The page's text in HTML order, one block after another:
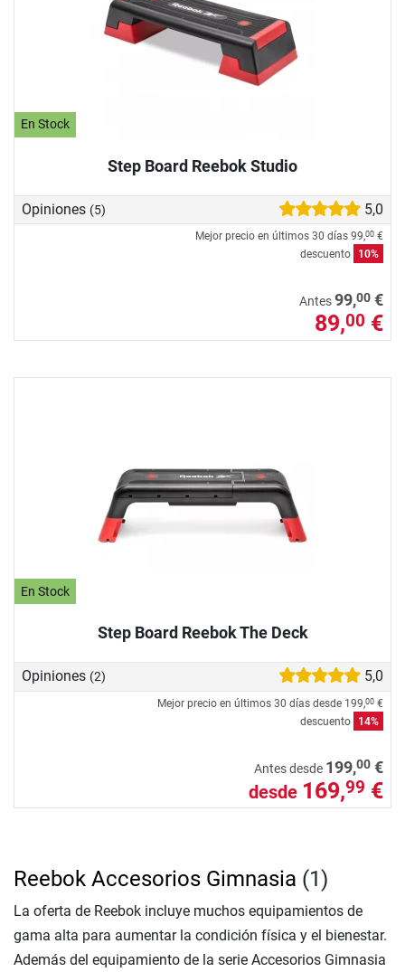
En Stock
Step Board Reebok Studio
Opiniones (5) 5,0
Mejor precio en últimos 30 días 99,00 €
descuento
10%
Antes99,00 €
89,00 €
En Stock
Step Board Reebok The Deck
Opiniones (2) 5,0
Mejor precio en últimos 30 días desde 199,00 €
descuento
14%
Antes desde 199,00 €
desde 169,99 €
Reebok Accesorios Gimnasia (1)
La oferta de Reebok incluye muchos equipamientos de
gama alta para aumentar la condición física y el bienestar.
Además del equipamiento de la serie Accesorios Gimnasia